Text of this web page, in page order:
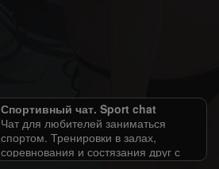
Спортивный чат. Sport chat
Чат для любителей заниматься
спортом. Тренировки в залах,
соревнования и состязания друг с
другом